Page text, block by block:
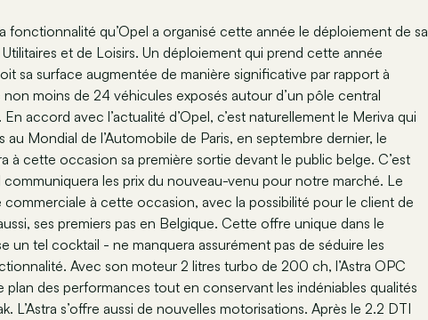
fonctionnalité qu’Opel a organisé cette année le déploiement de sa
et de Loisirs. Un déploiement qui prend cette année
sa surface augmentée de manière significative par rapport à
non moins de 24 véhicules exposés autour d’un pôle central
accord avec l’actualité d’Opel, c’est naturellement le Meriva qui
Mondial de l’Automobile de Paris, en septembre dernier, le
cette occasion sa première sortie devant le public belge. C’est
communiquera les prix du nouveau-venu pour notre marché. Le
à cette occasion, avec la possibilité pour le client de
ses premiers pas en Belgique. Cette offre unique dans le
tel cocktail - ne manquera assurément pas de séduire les
Avec son moteur 2 litres turbo de 200 ch, l’Astra OPC
plan des performances tout en conservant les indéniables qualités
L’Astra s’offre aussi de nouvelles motorisations. Après le 2.2 DTI